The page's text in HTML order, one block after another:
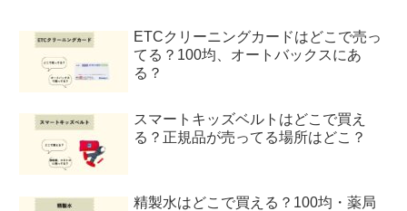
ETCクリーニングカードはどこで売っ
てる？100均、オートバックスにあ
る？
スマートキッズベルトはどこで買え
る？正規品が売ってる場所はどこ？
精製水はどこで買える？100均・薬局